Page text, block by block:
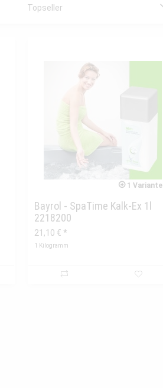
1 Variante
Bayrol - SpaTime Kalk-Ex 1l
2218200
21,10 € *
1 Kilogramm